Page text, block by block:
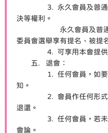
3. 永久會員及普通會
決等權利。
永久會員及普通會員
委員會選舉享有提名、被提
4. 可享用本會提供之
五. 退會：
1. 任何會員，如要退
知。
2. 會員作任何形式的
退還。
3. 任何會員，若未能
會論。